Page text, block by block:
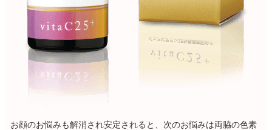
お顔のお悩みも解消され安定されると、次のお悩みは両脇の色素